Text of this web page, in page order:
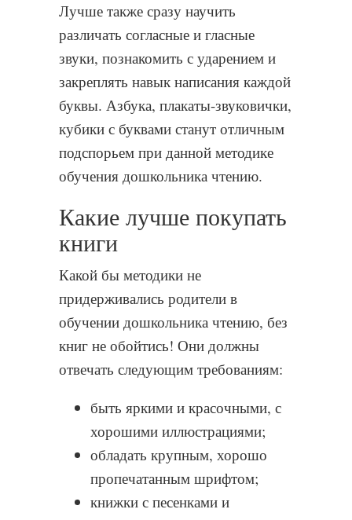
Лучше также сразу научить
различать согласные и гласные
звуки, познакомить с ударением и
закреплять навык написания каждой
буквы. Азбука, плакаты-звуковички,
кубики с буквами станут отличным
подспорьем при данной методике
обучения дошкольника чтению.
Какие лучше покупать
книги
Какой бы методики не
придерживались родители в
обучении дошкольника чтению, без
книг не обойтись! Они должны
отвечать следующим требованиям:
быть яркими и красочными, с
хорошими иллюстрациями;
обладать крупным, хорошо
пропечатанным шрифтом;
книжки с песенками и